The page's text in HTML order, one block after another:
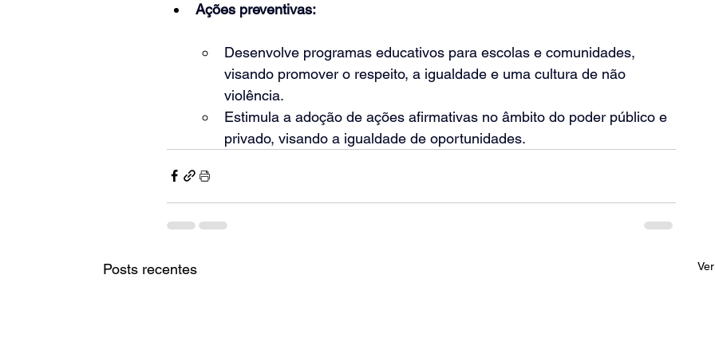
Ações preventivas:
Desenvolve programas educativos para escolas e comunidades,
visando promover o respeito, a igualdade e uma cultura de não
violência.
Estimula a adoção de ações afirmativas no âmbito do poder público e
privado, visando a igualdade de oportunidades.
Posts recentes